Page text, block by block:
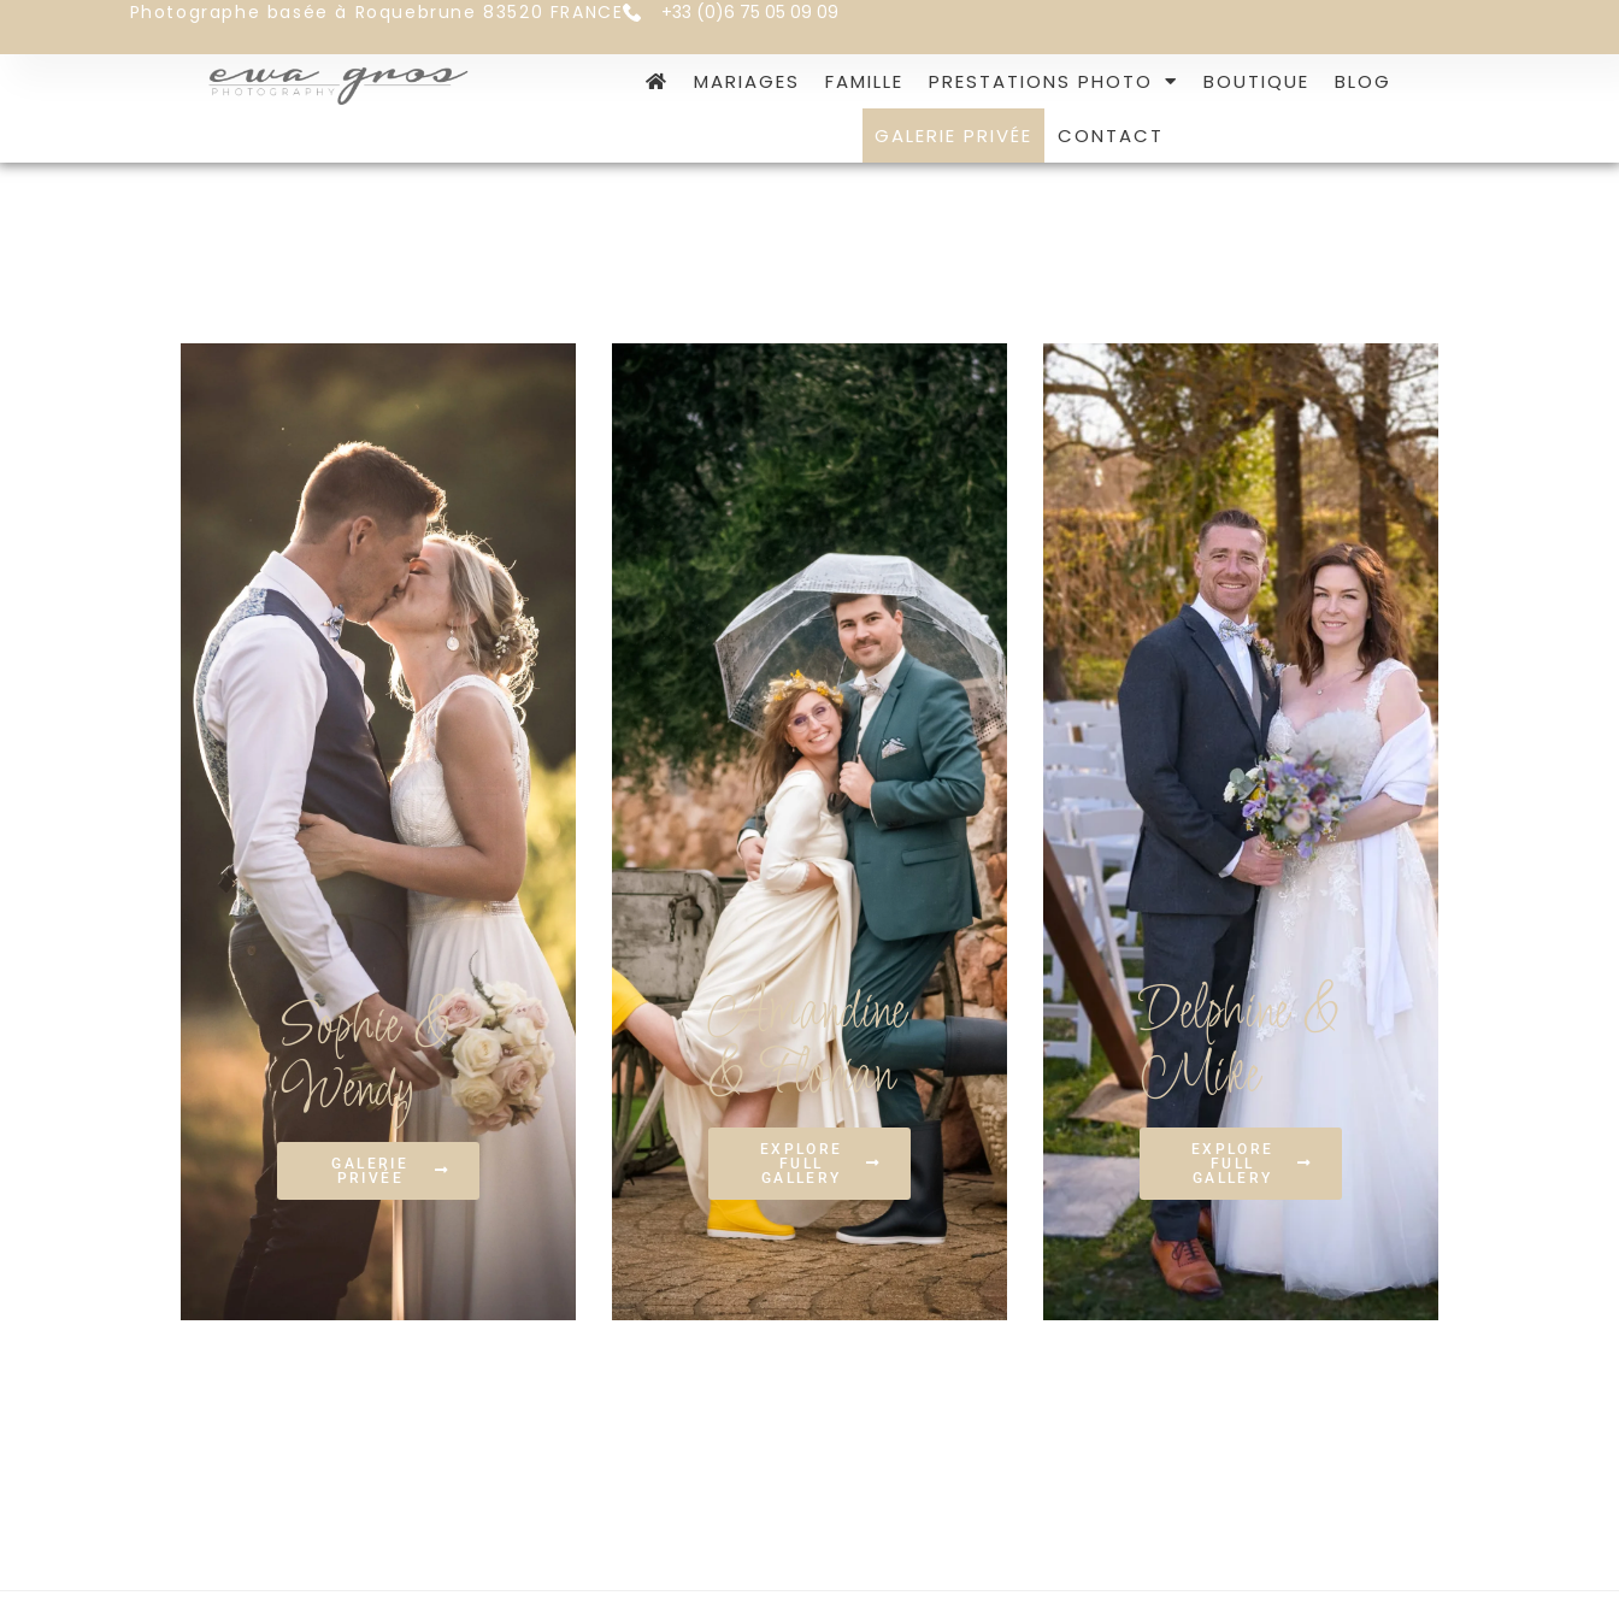
Photographe basée à Roquebrune 83520 FRANCE +33 (0)6 75 05 09 09
MARIAGES FAMILLE PRESTATIONS PHOTO BOUTIQUE BLOG
GALERIE PRIVÉE CONTACT
Sophie &
Wendy
GALERIE
PRIVÉE
Amandine
& Florian
EXPLORE
FULL
GALLERY
Delphine &
Mike
EXPLORE
FULL
GALLERY